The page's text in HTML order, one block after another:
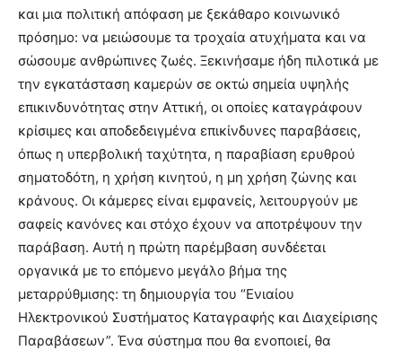
και μια πολιτική απόφαση με ξεκάθαρο κοινωνικό
πρόσημο: να μειώσουμε τα τροχαία ατυχήματα και να
σώσουμε ανθρώπινες ζωές. Ξεκινήσαμε ήδη πιλοτικά με
την εγκατάσταση καμερών σε οκτώ σημεία υψηλής
επικινδυνότητας στην Αττική, οι οποίες καταγράφουν
κρίσιμες και αποδεδειγμένα επικίνδυνες παραβάσεις,
όπως η υπερβολική ταχύτητα, η παραβίαση ερυθρού
σηματοδότη, η χρήση κινητού, η μη χρήση ζώνης και
κράνους. Οι κάμερες είναι εμφανείς, λειτουργούν με
σαφείς κανόνες και στόχο έχουν να αποτρέψουν την
παράβαση. Αυτή η πρώτη παρέμβαση συνδέεται
οργανικά με το επόμενο μεγάλο βήμα της
μεταρρύθμισης: τη δημιουργία του “Ενιαίου
Ηλεκτρονικού Συστήματος Καταγραφής και Διαχείρισης
Παραβάσεων”. Ένα σύστημα που θα ενοποιεί, θα